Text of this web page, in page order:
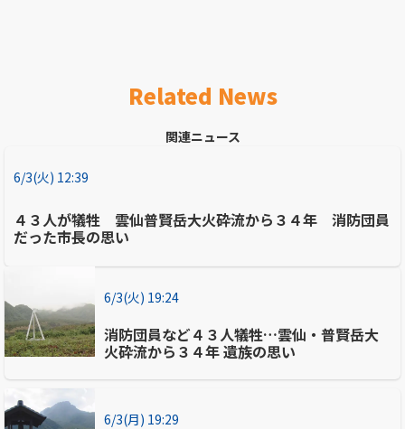
Related News
関連ニュース
6/3(火) 12:39
４３人が犠牲 雲仙普賢岳大火砕流から３４年 消防団員
だった市長の思い
6/3(火) 19:24
消防団員など４３人犠牲…雲仙・普賢岳大
火砕流から３４年 遺族の思い
6/3(月) 19:29